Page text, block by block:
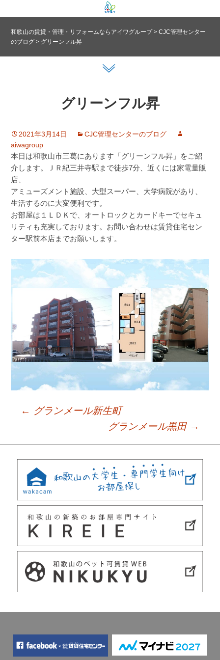
和歌山の賃貸・管理・リフォームならアイワグループ>CJC管理センター
のブログ > グリーンフル昇
グリーンフル昇
2021年3月14日
CJC管理センターのブログ
aiwagroup
本日は和歌山市三葛にあります「グリーンフル昇」をご紹
介します。ＪＲ紀三井寺駅まで徒歩7分、近くには家電量販
店、
アミューズメント施設、大型スーパー、大学病院があり、
生活するのに大変便利です。
お部屋は１ＬＤＫで、オートロックとカードキーでセキュ
リティも充実しております。お問い合わせは賃貸住宅セン
ター駅前本店までお願いします。
navigation
←
グランメール新生町
グランメール黒田 →